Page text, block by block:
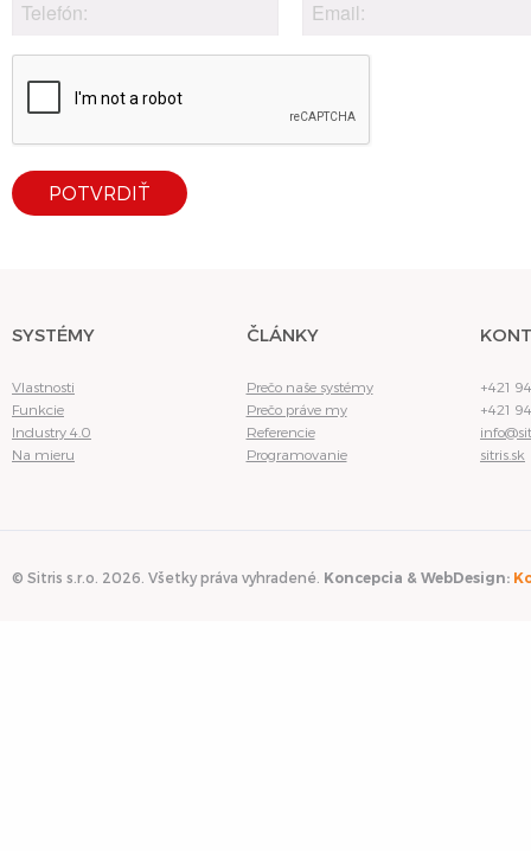
POTVRDIŤ
SYSTÉMY
Vlastnosti
Funkcie
Industry 4.0
Na mieru
ČLÁNKY
Prečo naše systémy
Prečo práve my
Referencie
Programovanie
+421
+421
sitris.sk
© Sitris s.r.o. 2026. Všetky práva vyhradené. Koncepcia & WebDesign: